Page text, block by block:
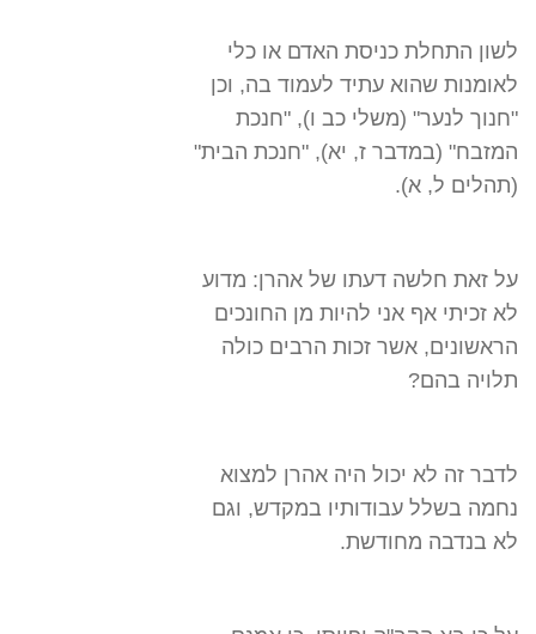
לשון התחלת כניסת האדם או כלי
לאומנות שהוא עתיד לעמוד בה, וכן
"חנוך לנער" (משלי כב ו), "חנכת
המזבח" (במדבר ז, יא), "חנכת הבית"
(תהלים ל, א).
על זאת חלשה דעתו של אהרן: מדוע
לא זכיתי אף אני להיות מן החונכים
הראשונים, אשר זכות הרבים כולה
תלויה בהם?
לדבר זה לא יכול היה אהרן למצוא
נחמה בשלל עבודותיו במקדש, וגם
לא בנדבה מחודשת.